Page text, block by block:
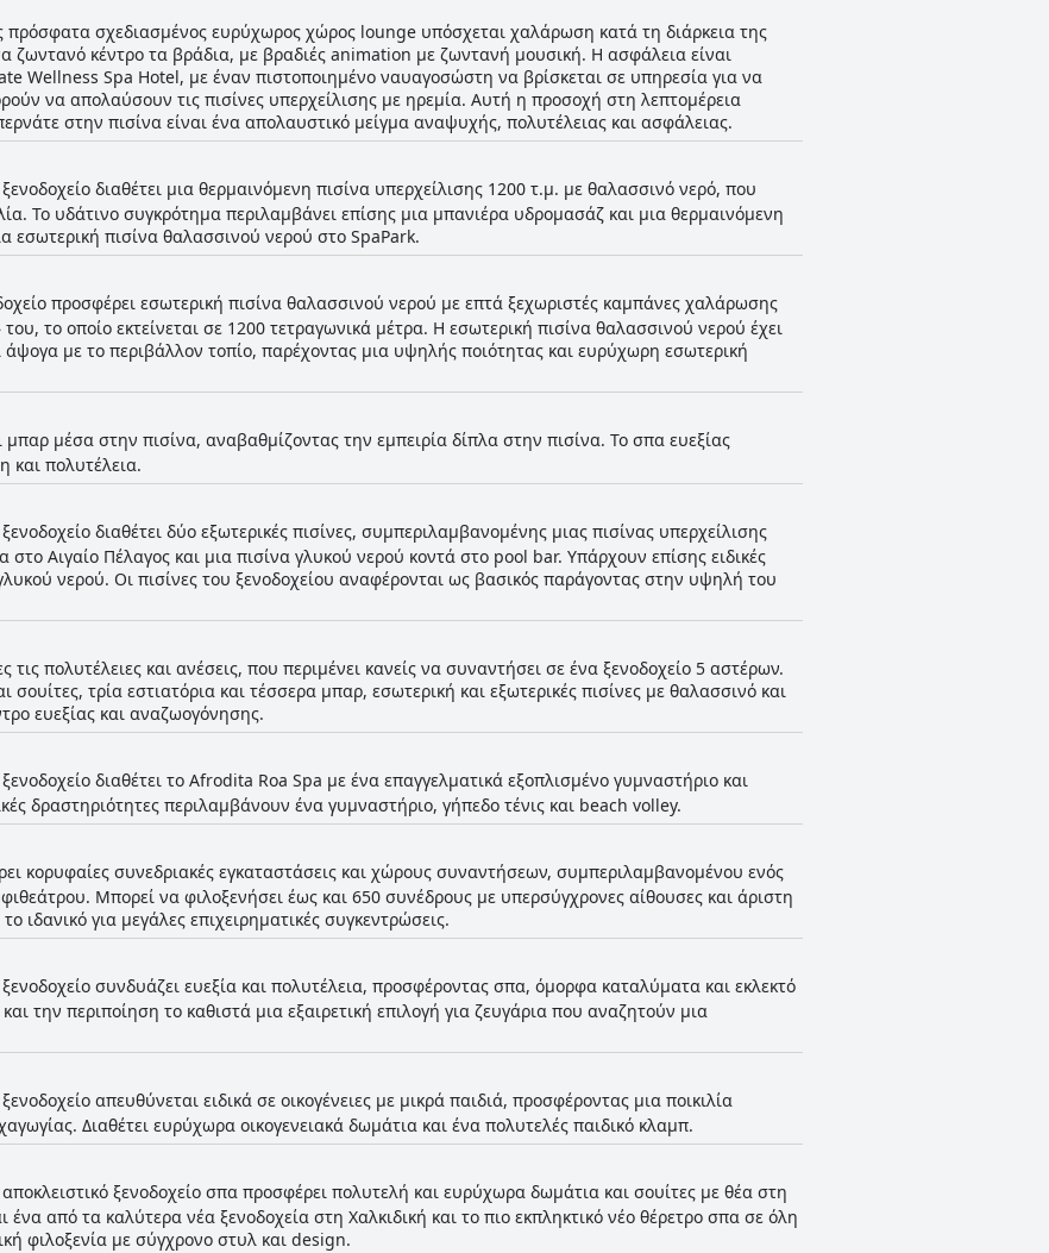
πρόσφατα σχεδιασμένος ευρύχωρος χώρος lounge υπόσχεται χαλάρωση κατά τη διάρκεια της
ζωντανό κέντρο τα βράδια, με βραδιές animation με ζωντανή μουσική. Η ασφάλεια είναι
Wellness Spa Hotel, με έναν πιστοποιημένο ναυαγοσώστη να βρίσκεται σε υπηρεσία για να
να απολαύσουν τις πισίνες υπερχείλισης με ηρεμία. Αυτή η προσοχή στη λεπτομέρεια
στην πισίνα είναι ένα απολαυστικό μείγμα αναψυχής, πολυτέλειας και ασφάλειας.
διαθέτει μια θερμαινόμενη πισίνα υπερχείλισης 1200 τ.μ. με θαλασσινό νερό, που
Το υδάτινο συγκρότημα περιλαμβάνει επίσης μια μπανιέρα υδρομασάζ και μια θερμαινόμενη
εσωτερική πισίνα θαλασσινού νερού στο SpaPark.
προσφέρει εσωτερική πισίνα θαλασσινού νερού με επτά ξεχωριστές καμπάνες χαλάρωσης
το οποίο εκτείνεται σε 1200 τετραγωνικά μέτρα. Η εσωτερική πισίνα θαλασσινού νερού έχει
με το περιβάλλον τοπίο, παρέχοντας μια υψηλής ποιότητας και ευρύχωρη εσωτερική
μπαρ μέσα στην πισίνα, αναβαθμίζοντας την εμπειρία δίπλα στην πισίνα. Το σπα ευεξίας
και πολυτέλεια.
διαθέτει δύο εξωτερικές πισίνες, συμπεριλαμβανομένης μιας πισίνας υπερχείλισης
Αιγαίο Πέλαγος και μια πισίνα γλυκού νερού κοντά στο pool bar. Υπάρχουν επίσης ειδικές
νερού. Οι πισίνες του ξενοδοχείου αναφέρονται ως βασικός παράγοντας στην υψηλή του
τις πολυτέλειες και ανέσεις, που περιμένει κανείς να συναντήσει σε ένα ξενοδοχείο 5 αστέρων.
σουίτες, τρία εστιατόρια και τέσσερα μπαρ, εσωτερική και εξωτερικές πισίνες με θαλασσινό και
ευεξίας και αναζωογόνησης.
διαθέτει το Afrodita Roa Spa με ένα επαγγελματικά εξοπλισμένο γυμναστήριο και
δραστηριότητες περιλαμβάνουν ένα γυμναστήριο, γήπεδο τένις και beach volley.
κορυφαίες συνεδριακές εγκαταστάσεις και χώρους συναντήσεων, συμπεριλαμβανομένου ενός
Μπορεί να φιλοξενήσει έως και 650 συνέδρους με υπερσύγχρονες αίθουσες και άριστη
ιδανικό για μεγάλες επιχειρηματικές συγκεντρώσεις.
συνδυάζει ευεξία και πολυτέλεια, προσφέροντας σπα, όμορφα καταλύματα και εκλεκτό
την περιποίηση το καθιστά μια εξαιρετική επιλογή για ζευγάρια που αναζητούν μια
απευθύνεται ειδικά σε οικογένειες με μικρά παιδιά, προσφέροντας μια ποικιλία
Διαθέτει ευρύχωρα οικογενειακά δωμάτια και ένα πολυτελές παιδικό κλαμπ.
ξενοδοχείο σπα προσφέρει πολυτελή και ευρύχωρα δωμάτια και σουίτες με θέα στη
από τα καλύτερα νέα ξενοδοχεία στη Χαλκιδική και το πιο εκπληκτικό νέο θέρετρο σπα σε όλη
φιλοξενία με σύγχρονο στυλ και design.